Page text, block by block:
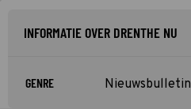
INFORMATIE OVER DRENTHE NU
GENRE Nieuwsbulletin